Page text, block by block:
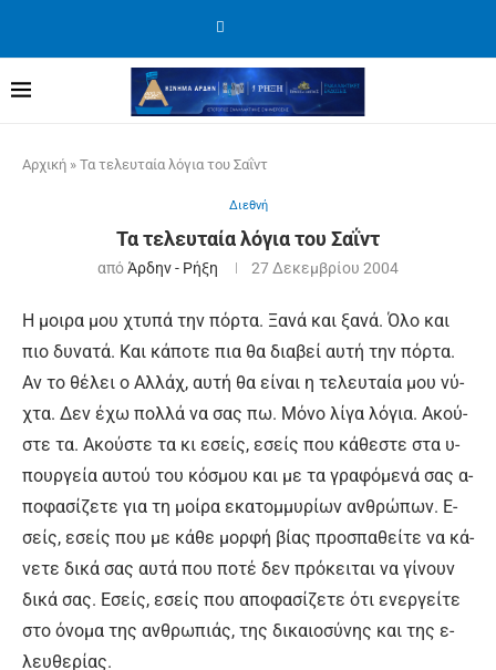
Αρχική » Τα τελευταία λόγια του Σαΐντ
Διεθνή
Τα τελευταία λόγια του Σαΐντ
απόΆρδην - Ρήξη 27 Δεκεμβρίου 2004
Η μοιρα μου χτυ­πά την πόρ­τα. Ξα­νά και ξα­νά. Ό­λο και
πιο δυ­να­τά. Και κά­πο­τε πια θα δια­βεί αυ­τή την πόρ­τα.
Αν το θέ­λει ο Αλ­λάχ, αυ­τή θα εί­ναι η τε­λευ­ταί­α μου νύ­
χτα. Δεν έ­χω πολ­λά να σας πω. Μό­νο λί­γα λό­για. Α­κού­
στε τα. Α­κού­στε τα κι ε­σείς, ε­σείς που κά­θε­στε στα υ­
πουρ­γεί­α αυ­τού του κό­σμου και με τα γρα­φό­με­νά σας α­
πο­φα­σί­ζε­τε για τη μοί­ρα ε­κα­τομ­μυ­ρί­ων αν­θρώ­πων. Ε­
σείς, ε­σείς που με κά­θε μορ­φή βί­ας προ­σπα­θεί­τε να κά­
νε­τε δι­κά σας αυ­τά που πο­τέ δεν πρό­κει­ται να γί­νουν
δι­κά σας. Ε­σείς, ε­σείς που α­πο­φα­σί­ζε­τε ό­τι ε­νερ­γεί­τε
στο ό­νο­μα της αν­θρω­πιάς, της δι­καιο­σύ­νης και της ε­
λευ­θε­ρί­ας.